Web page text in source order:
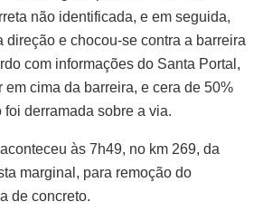
não identificada, e em seguida,
direção e chocou-se contra a barreira
com informações do Santa Portal,
em cima da barreira, e cera de 50%
derramada sobre a via.
às 7h49, no km 269, da
marginal, para remoção do
de concreto.